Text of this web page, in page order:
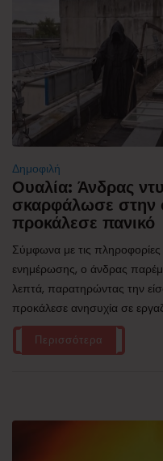
Δημοφιλή
Ουαλία: Άνδρας
σκαρφάλωσε στην
προκάλεσε πανικό
Σύμφωνα με τις
ενημέρωσης, ο άνδρας
λεπτά, παρατηρώντας την
προκάλεσε ανησυχία σε
Περισσότερα